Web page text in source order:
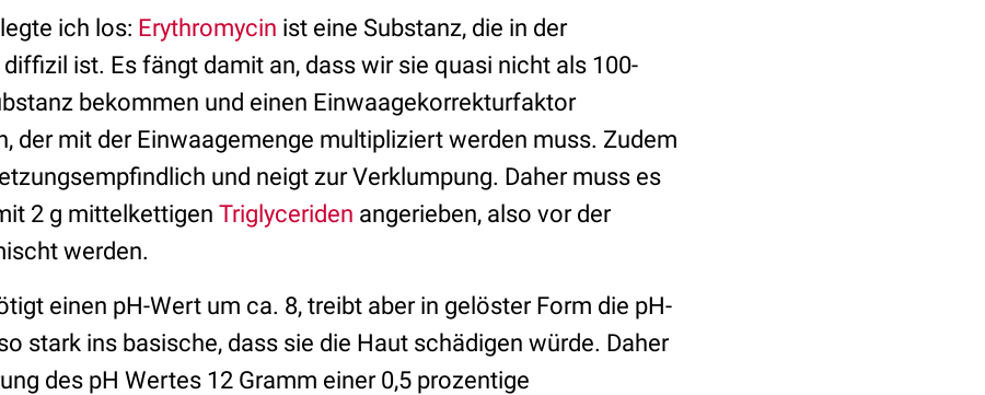
ich los: Erythromycin ist eine Substanz, die in der
ist. Es fängt damit an, dass wir sie quasi nicht als 100-
bekommen und einen Einwaagekorrekturfaktor
der mit der Einwaagemenge multipliziert werden muss. Zudem
und neigt zur Verklumpung. Daher muss es
2 g mittelkettigen Triglyceriden angerieben, also vor der
werden.
einen pH-Wert um ca. 8, treibt aber in gelöster Form die pH-
stark ins basische, dass sie die Haut schädigen würde. Daher
des pH Wertes 12 Gramm einer 0,5 prozentige